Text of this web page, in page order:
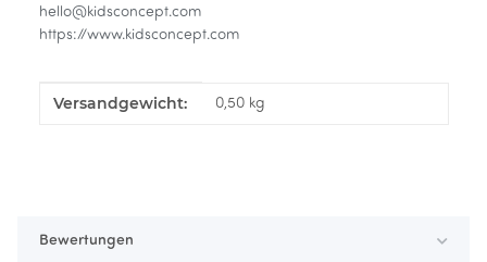
hello@kidsconcept.com
https://www.kidsconcept.com
Produkteigenschaft
Wert
Versandgewicht: 0,50 kg
Bewertungen